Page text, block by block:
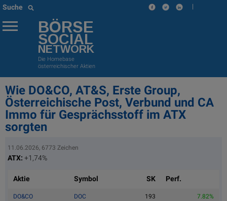
Suche |
BÖRSE
SOCIAL
NETWORK
Die Homebase
österreichischer Aktien
Wie DO&CO, AT&S, Erste Group,
Österreichische Post, Verbund und CA
Immo für Gesprächsstoff im ATX
sorgten
11.06.2026, 6773 Zeichen
ATX: +1,74%
Aktie Symbol SK Perf.
DO&CO DOC 193 7.82%